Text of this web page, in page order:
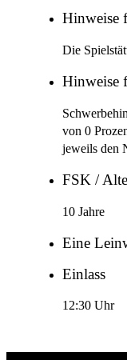
Hinweise
Die
Hinweise
von 0
jeweils den
FSK /
10 Jahre
Eine
Einlass
12:30 Uhr